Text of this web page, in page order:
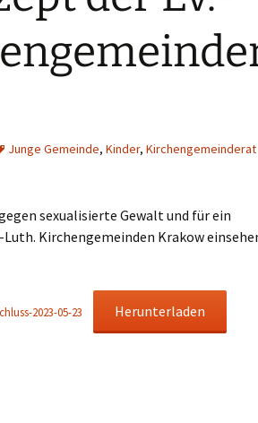
Dorfkirche Karow
Junge Gemeinde, Kinder, Kirchengemeinderat
sexualisierte Gewalt und für ein
Kirchengemeinden Krakow
2023-05-23 Herunterladen